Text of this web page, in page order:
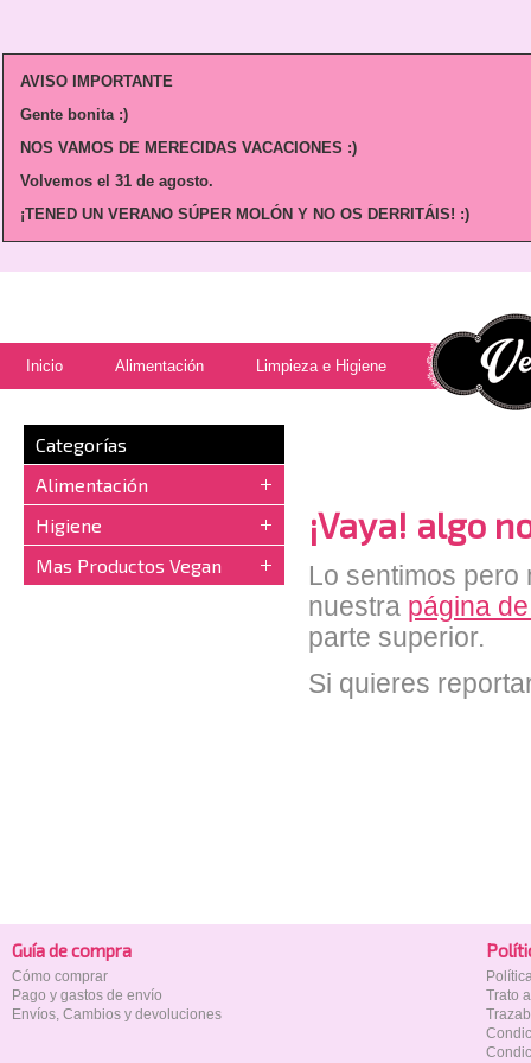
AVISO IMPORTANTE
Gente bonita :)
NOS VAMOS DE MERECIDAS VACACIONES :)
Volvemos el 31 de agosto.
¡TENED UN VERANO SÚPER MOLÓN Y NO OS DERRITÁIS! :)
Inicio Alimentación Limpieza e Higiene
Categorías
Alimentación
Higiene
Mas Productos Vegan
¡Vaya! algo
Lo sentimos pero
nuestra página
parte superior.
Si quieres
Guía de compra
Cómo comprar
Pago y gastos de envío
Envíos, Cambios y devoluciones
Trato